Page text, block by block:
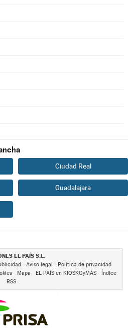
Ciudad Real
Guadalajara
EL PAÍS S.L.
Aviso legal
Política de privacidad
Mapa EL PAÍS en KIOSKOyMÁS
Índice
RSS